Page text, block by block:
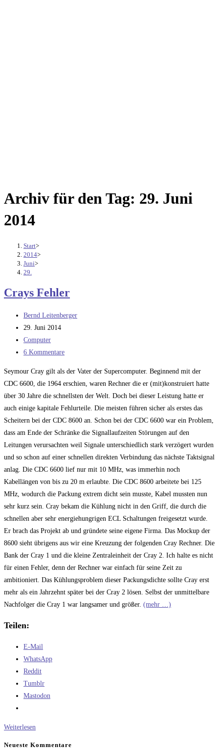
Archiv für den Tag: 29. Juni
2014
Start>
2014>
Juni>
29.
Crays Fehler
Beitrags-
Autor:
Bernd Leitenberger
Beitrag
veröffentlicht:
29. Juni 2014
Beitrags-
Kategorie:
Computer
Beitrags-
6 Kommentare
Seymour Cray gilt als der Vater der Supercomputer. Beginnend mit der
CDC 6600, die 1964 erschien, waren Rechner die er (mit)konstruiert hatte
über 30 Jahre die schnellsten der Welt. Doch bei dieser Leistung hatte er
auch einige kapitale Fehlurteile. Die meisten führen sicher als erstes das
Scheitern bei der CDC 8600 an. Schon bei der CDC 6600 war ein Problem,
dass am Ende der Schränke die Signallaufzeiten Störungen auf den
Leitungen verursachten weil Signale unterschiedlich stark verzögert wurden
und so schon auf einer schnellen direkten Verbindung das nächste Taktsignal
anlag. Die CDC 6600 lief nur mit 10 MHz, was immerhin noch
Kabellängen von bis zu 20 m erlaubte. Die CDC 8600 arbeitete bei 125
MHz, wodurch die Packung extrem dicht sein musste, Kabel mussten nun
sehr kurz sein. Cray bekam die Kühlung nicht in den Griff, die durch die
schnellen aber sehr energiehungrigen ECL Schaltungen freigesetzt wurde.
Er brach das Projekt ab und gründete seine eigene Firma. Das Mockup der
8600 sieht übrigens aus wir eine Kreuzung der folgenden Cray Rechner. Die
Bank der Cray 1 und die kleine Zentraleinheit der Cray 2. Ich halte es nicht
für einen Fehler, denn der Rechner war einfach für seine Zeit zu
ambitioniert. Das Kühlungsproblem dieser Packungsdichte sollte Cray erst
mehr als ein Jahrzehnt später bei der Cray 2 lösen. Selbst der unmittelbare
Nachfolger die Cray 1 war langsamer und größer. (mehr …)
Teilen:
E-Mail
WhatsApp
Reddit
Tumblr
Mastodon
Weiterlesen
Neueste Kommentare